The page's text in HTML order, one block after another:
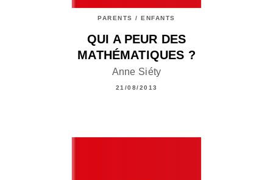
PARENTS / ENFANTS
QUI A PEUR DES
MATHÉMATIQUES ?
Anne Siéty
21/08/2013